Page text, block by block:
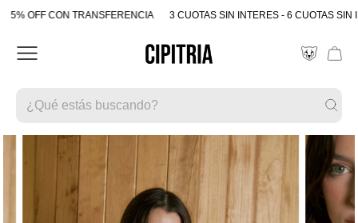
5% OFF CON TRANSFERENCIA 3 CUOTAS SIN INTERES - 6 CUOTAS